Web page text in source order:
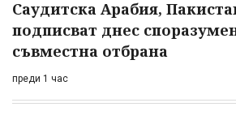
Саудитска Арабия,
подписват днес
съвместна отбрана
преди 1 час